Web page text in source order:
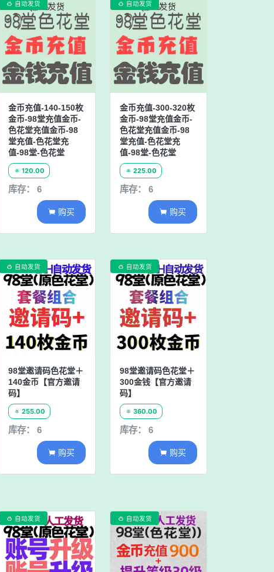
 自动发货
金币充值-140-150枚
金币-98堂充值金币-
色花堂充值金币-98
堂充值-色花堂充
值-98堂-色花堂
 120.00
库存： 6
 购买
 自动发货
金币充值-300-320枚
金币-98堂充值金币-
色花堂充值金币-98
堂充值-色花堂充
值-98堂-色花堂
 225.00
库存： 6
 购买
 自动发货
98堂邀请码色花堂＋
140金币【官方邀请
码】
 255.00
库存： 6
 购买
 自动发货
98堂邀请码色花堂＋
300金钱【官方邀请
码】
 360.00
库存： 6
 购买
 自动发货  自动发货